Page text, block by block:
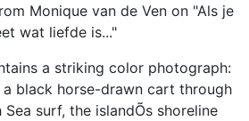
Monique van de Ven on "Als je
wat liefde is..."
a striking color photograph:
black horse-drawn cart through
surf, the islandÕs shoreline